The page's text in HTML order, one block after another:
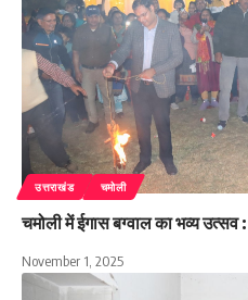
उत्तराखंड चमोली
चमोली में ईगास बग्वाल का भव्य
November 1, 2025